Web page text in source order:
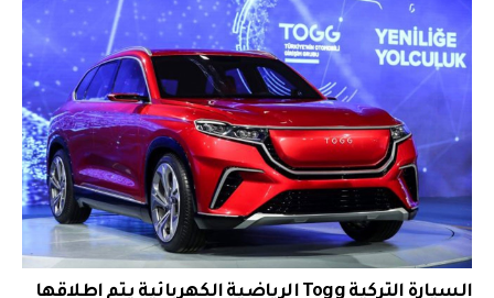
السيارة التركية Togg الرياضية الكهربائية يتم اطلاقها